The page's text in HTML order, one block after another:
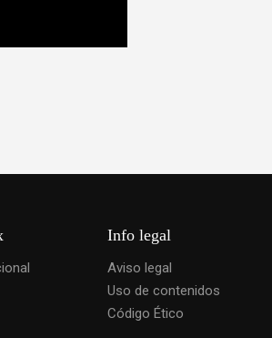
Info legal
Aviso legal
Uso de contenidos
Código Ético